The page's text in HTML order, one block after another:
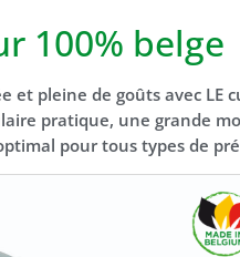
100% belge
et pleine de goûts avec
pratique, une grande
pour tous types de